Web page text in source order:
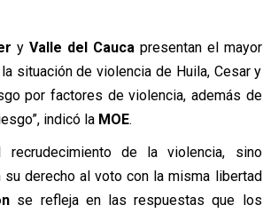
y Valle del Caucapresentan el mayor
situación de violencia de Huila, Cesar y
por factores de violencia, además de
indicó la MOE.
de la violencia, sino
derecho al voto con la misma libertad
se refleja en las respuestas que los